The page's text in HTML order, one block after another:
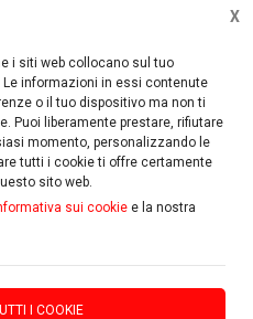
i siti web collocano sul tuo
informazioni in essi contenute
o il tuo dispositivo ma non ti
Puoi liberamente prestare, rifiutare
momento, personalizzando le
tutti i cookie ti offre certamente
sito web.
sui cookie e la nostra
I COOKIE
X